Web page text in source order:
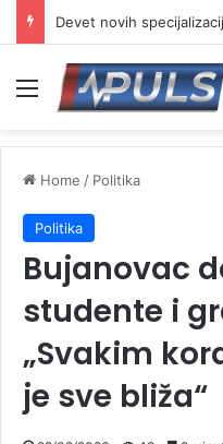
Menu
Home / Politika
Politika
Bujanovac
studente i
„Svakim
je sve bliža“